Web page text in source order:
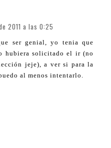
2011 a las 0:25
ser genial, yo tenia que
hubiera solicitado el ir (no
jeje), a ver si para la
al menos intentarlo.